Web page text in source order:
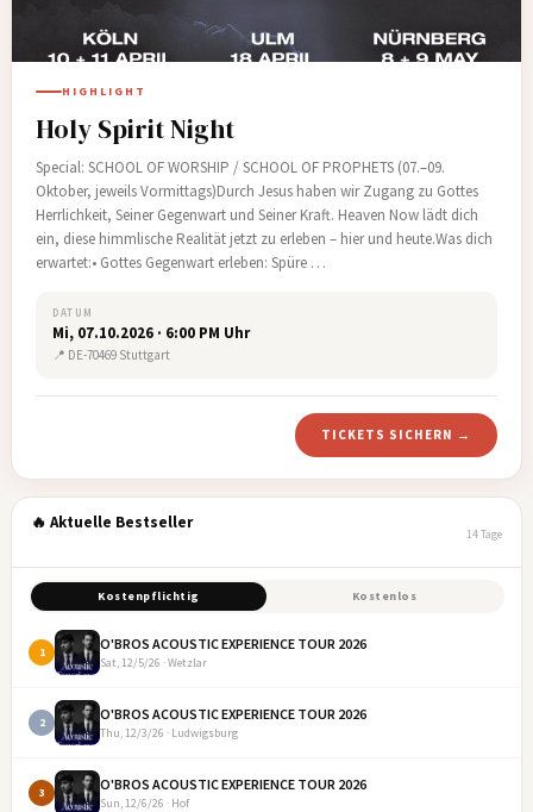
HIGHLIGHT
Holy Spirit Night
Special: SCHOOL OF WORSHIP / SCHOOL OF PROPHETS (07.–09.
Oktober, jeweils Vormittags)Durch Jesus haben wir Zugang zu Gottes
Herrlichkeit, Seiner Gegenwart und Seiner Kraft. Heaven Now lädt dich
ein, diese himmlische Realität jetzt zu erleben – hier und heute.Was dich
erwartet:• Gottes Gegenwart erleben: Spüre …
DATUM
Mi, 07.10.2026 · 6:00 PM Uhr
📍 DE-70469 Stuttgart
TICKETS SICHERN →
🔥 Aktuelle Bestseller
14 Tage
Kostenpflichtig Kostenlos
1 O'BROS ACOUSTIC EXPERIENCE TOUR 2026
Sat, 12/5/26 · Wetzlar
2 O'BROS ACOUSTIC EXPERIENCE TOUR 2026
Thu, 12/3/26 · Ludwigsburg
3 O'BROS ACOUSTIC EXPERIENCE TOUR 2026
Sun, 12/6/26 · Hof